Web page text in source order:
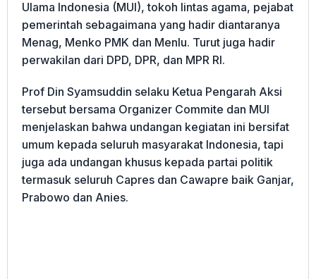
Ulama Indonesia (MUI), tokoh lintas agama, pejabat
pemerintah sebagaimana yang hadir diantaranya
Menag, Menko PMK dan Menlu. Turut juga hadir
perwakilan dari DPD, DPR, dan MPR RI.
Prof Din Syamsuddin selaku Ketua Pengarah Aksi
tersebut bersama Organizer Commite dan MUI
menjelaskan bahwa undangan kegiatan ini bersifat
umum kepada seluruh masyarakat Indonesia, tapi
juga ada undangan khusus kepada partai politik
termasuk seluruh Capres dan Cawapre baik Ganjar,
Prabowo dan Anies.